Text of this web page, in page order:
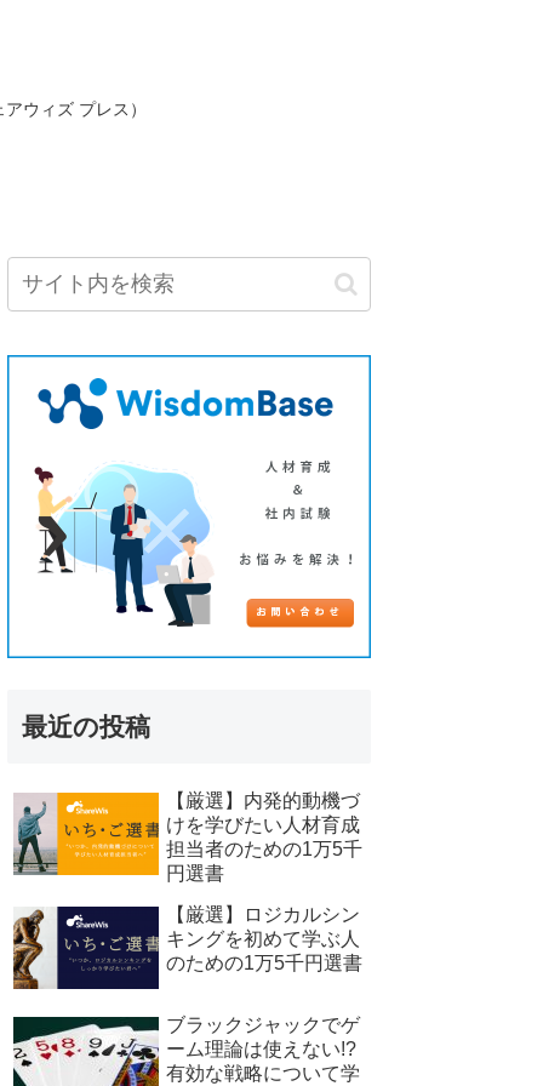
ウィズ プレス）
最近の投稿
【厳選】内発的動機づ
けを学びたい人材育成
担当者のための1万5千
円選書
【厳選】ロジカルシン
キングを初めて学ぶ人
のための1万5千円選書
ブラックジャックでゲ
ーム理論は使えない!?
有効な戦略について学